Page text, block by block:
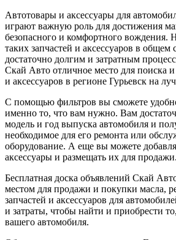
Автотовары и аксессуары для
играют важную роль для достижения
безопасного и комфортного вождения.
таких запчастей и аксессуаров в общем
достаточно долгим и затратным
Скай Авто отличное место для поиска
и аксессуаров в регионе Гурьевск на
С помощью фильтров вы сможете
именно то, что вам нужно. Вам
модель и год выпуска автомобиля и
необходимое для его ремонта или
оборудование. А еще вы можете
аксессуары и размещать их для продажи.
Бесплатная доска объявлений Скай
местом для продажи и покупки масла,
запчастей и аксессуаров для
и затраты, чтобы найти и приобрести
вашего автомобиля.